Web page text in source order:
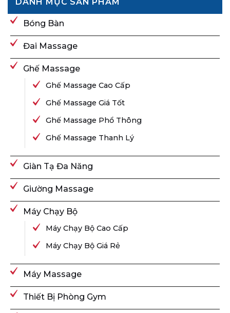
Bóng Bàn
Đai Massage
Ghế Massage
Ghế Massage Cao Cấp
Ghế Massage Giá Tốt
Ghế Massage Phổ Thông
Ghế Massage Thanh Lý
Giàn Tạ Đa Năng
Giường Massage
Máy Chạy Bộ
Máy Chạy Bộ Cao Cấp
Máy Chạy Bộ Giá Rẻ
Máy Massage
Thiết Bị Phòng Gym